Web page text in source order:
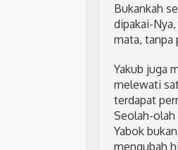
Bukankah
dipakai-
mata, tanpa
Yakub juga
melewati
terdapat
Seolah-olah
Yabok
mengubah